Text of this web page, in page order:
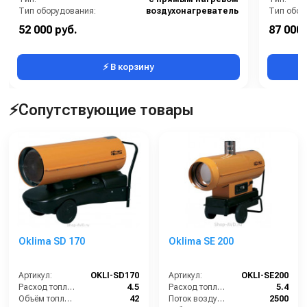
Тип оборудования:
воздухонагреватель
Поток воздуха (м3/час):
52 000 руб.
⚡ В корзину
Тип
Поток
87 000
⚡Сопутствующие товары
Oklima SD 170
Артикул:
OKLI-SD170
Расход топлива (л/ч):
4.5
Объём топливного бака (л):
42
Oklima SE 200
Артикул:
OKLI-SE200
Расход топлива (л/ч):
5.4
Поток воздуха (м3/час):
2500